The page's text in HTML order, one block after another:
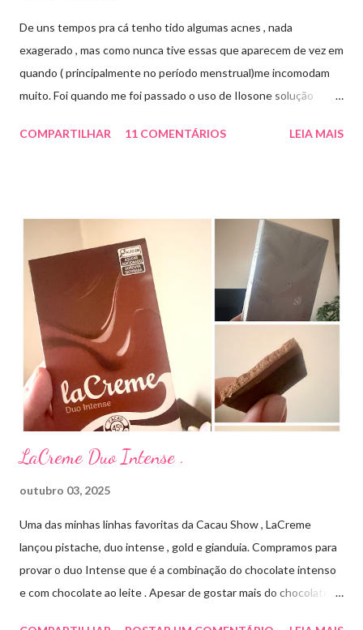
De uns tempos pra cá tenho tido algumas acnes , nada
exagerado , mas como nunca tive essas que aparecem de vez em
quando ( principalmente no período menstrual)me incomodam
muito. Foi quando me foi passado o uso de Ilosone solução
uma consulta com o dermatologista) O Ilosone é um antibiótico
aplico sobre a acne ( geralmente uso a noite). Informação do
produto: ILOSONE TÓPICO SOLUÇÃO (eritromicina) é um
antibiótico de amplo espectro produzido por uma cepa de
Streptomyces erythraeus. É básico e forma rapidamente sais
com os ácidos. Forma farmacêutica e Apresentação ILOSONE
TÓPICO SOLUÇÃO é apresentado sob a forma líquida em
frascos de 120 ml. USO PEDIÁTRICO E ADULTO. Composição
Cada ml contém: Eritromicina base 20 mg Excipientes q.s....
COMPARTILHAR 11 COMENTÁRIOS LEIA MAIS
LaCreme Duo Intense .
outubro 03, 2025
Uma das minhas linhas favoritas da Cacau Show , LaCreme
lançou pistache, duo intense , gold e gianduia. Compramos para
provar o duo Intense que é a combinação do chocolate intenso
e com chocolate ao leite . Apesar de gostar mais do chocolate